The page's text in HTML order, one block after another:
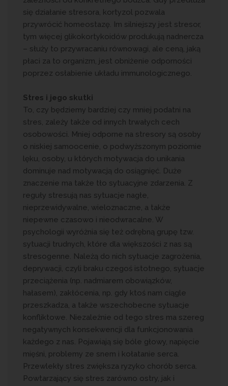
się działanie stresora, kortyzol pozwala
przywrócić homeostazę. Im silniejszy jest stresor,
tym więcej glikokortykoidów produkują nadnercza
– służy to przywracaniu równowagi, ale ceną, jaką
płaci za to organizm, jest obniżenie odporności
poprzez osłabienie układu immunologicznego.
Stres i jego skutki
To, czy będziemy bardziej czy mniej podatni na
stres, zależy także od innych trwałych cech
osobowości. Mniej odporne na stresory są osoby
o niskiej samoocenie, o podwyższonym poziomie
lęku, osoby, u których motywacja do unikania
dominuje nad motywacją do osiągnięć. Duże
znaczenie ma także tło sytuacyjne zdarzenia. Z
reguły stresują nas sytuacje nagłe,
nieprzewidywalne, wieloznaczne, a także
niepewne czasowo i nieodwracalne. W
psychologii wyróżnia się też odrębną grupę tzw.
sytuacji trudnych, które dla większości z nas są
stresogenne. Należą do nich sytuacje zagrożenia,
deprywacji, czyli braku czegoś istotnego, sytuacje
przeciążenia (np. nadmiarem obowiązków,
hałasem), zakłócenia, np. gdy ktoś nam ciągle
przeszkadza, a także wszechobecne sytuacje
konfliktowe. Niezależnie od tego stres ma szereg
negatywnych konsekwencji dla funkcjonowania
każdego z nas. Pojawiają się bóle głowy, napięcie
mięśni, problemy ze snem i kołatanie serca.
Przewlekły stres zwiększa ryzyko chorób serca.
Powtarzający się stres zarówno ostry, jak i